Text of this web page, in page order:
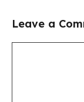
Leave a